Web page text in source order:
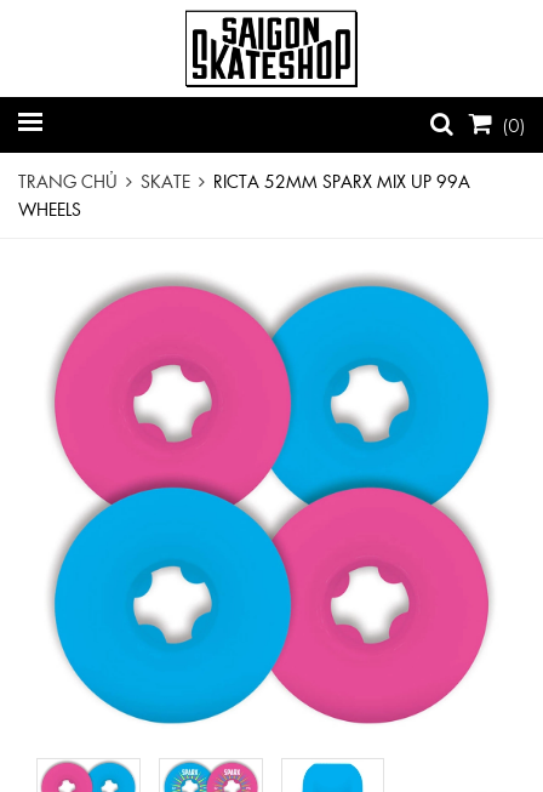
(0)
TRANG CHỦ SKATE
RICTA 52MM SPARX MIX UP 99A
WHEELS